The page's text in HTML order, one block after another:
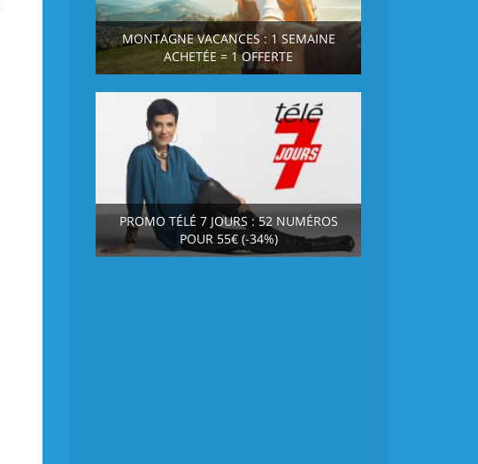
MONTAGNE VACANCES : 1 SEMAINE
ACHETÉE = 1 OFFERTE
PROMO TÉLÉ 7 JOURS : 52 NUMÉROS
POUR 55€ (-34%)